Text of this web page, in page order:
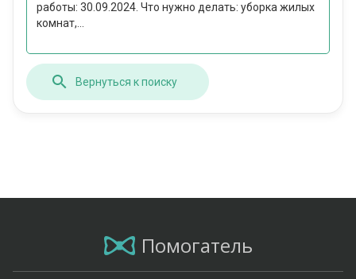
работы: 30.09.2024. Что нужно делать: уборка жилых
комнат,...
Вернуться к поиску
Помогатель